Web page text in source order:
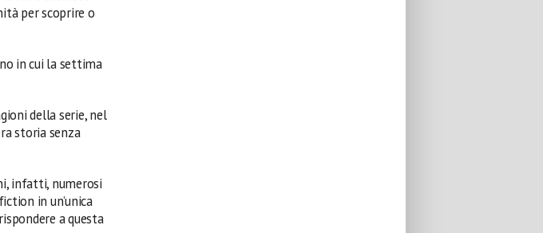
per scoprire o
in cui la settima
della serie, nel
storia senza
infatti, numerosi
in un’unica
a questa